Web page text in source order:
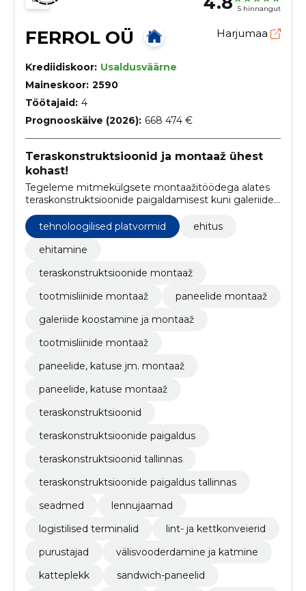
5 hinnangut
FERROL OÜ Harjumaa
Krediidiskoor: Usaldusväärne
Maineskoor: 2590
Töötajaid: 4
Prognooskäive (2026): 668 474 €
Teraskonstruktsioonid ja montaaž ühest
kohast!
Tegeleme mitmekülgsete montaažitöödega alates
teraskonstruktsioonide paigaldamisest kuni galeriide
koostamiseni, pakkudes klientidele terviklikke
ehituslahendusi.
tehnoloogilised platvormid
ehitus
ehitamine
teraskonstruktsioonide montaaž
tootmisliinide montaaž
paneelide montaaž
galeriide koostamine ja montaaž
tootmisliinide montaaž
paneelide, katuse jm. montaaž
paneelide, katuse montaaž
teraskonstruktsioonid
teraskonstruktsioonide paigaldus
teraskonstruktsioonid tallinnas
teraskonstruktsioonide paigaldus tallinnas
seadmed
lennujaamad
logistilised terminalid
lint- ja kettkonveierid
purustajad
välisvooderdamine ja katmine
katteplekk
sandwich-paneelid